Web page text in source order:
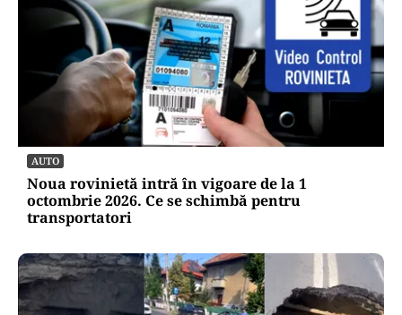
AUTO
Noua rovinietă intră în vigoare de la 1
octombrie 2026. Ce se schimbă pentru
transportatori